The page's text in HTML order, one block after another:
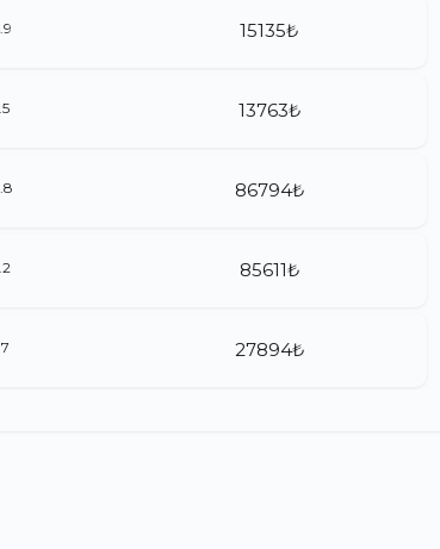
15135₺
13763₺
86794₺
85611₺
27894₺